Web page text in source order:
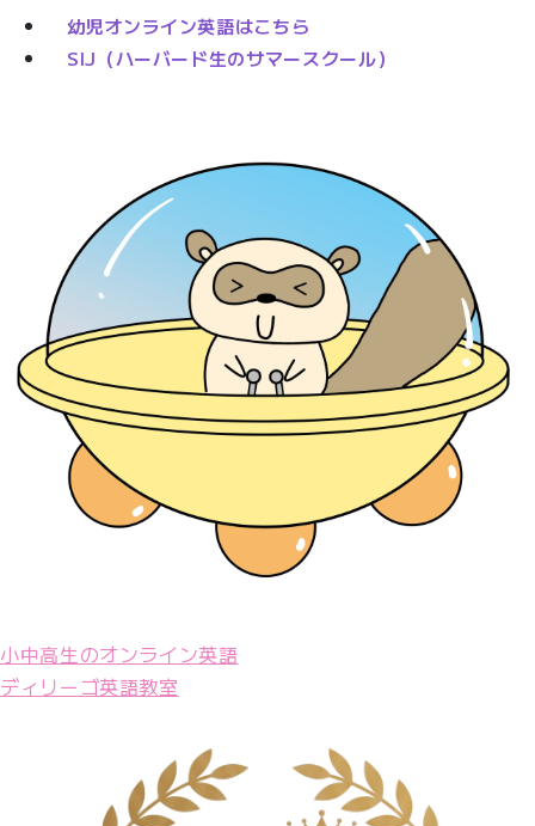
幼児オンライン英語はこちら
SIJ（ハーバード生のサマースクール）
小中高生のオンライン英語
ディリーゴ英語教室